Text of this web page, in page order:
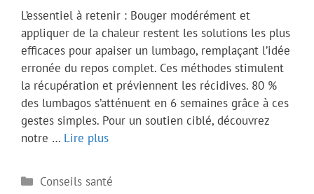
L’essentiel à retenir : Bouger modérément et
appliquer de la chaleur restent les solutions les plus
efficaces pour apaiser un lumbago, remplaçant l’idée
erronée du repos complet. Ces méthodes stimulent
la récupération et préviennent les récidives. 80 %
des lumbagos s’atténuent en 6 semaines grâce à ces
gestes simples. Pour un soutien ciblé, découvrez
notre … Lire plus
Catégories
Conseils santé